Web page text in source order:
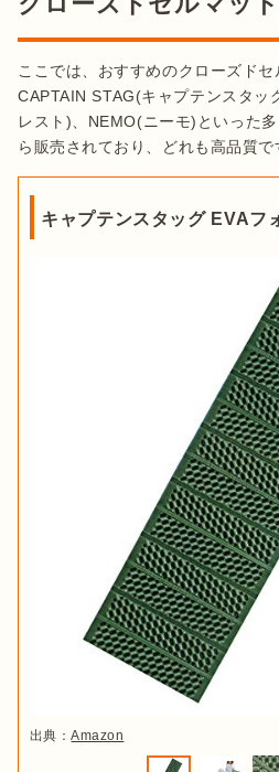
ここでは、おすすめのクローズドセ
CAPTAIN STAG(キャプテンスタッ
レスト)、NEMO(ニーモ)といった
ら販売されており、どれも高品質で
キャプテンスタッグ EVAフ
出典：Amazon